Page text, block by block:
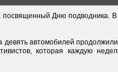
посвященный Дню подводника.
автомобилей
которая каждую